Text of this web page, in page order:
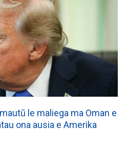
le maliega ma Oman e
ona ausia e Amerika